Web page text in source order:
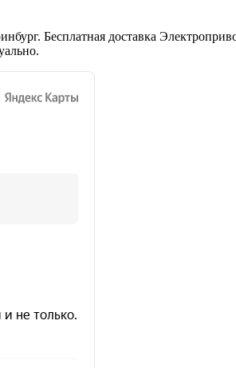
Бесплатная доставка